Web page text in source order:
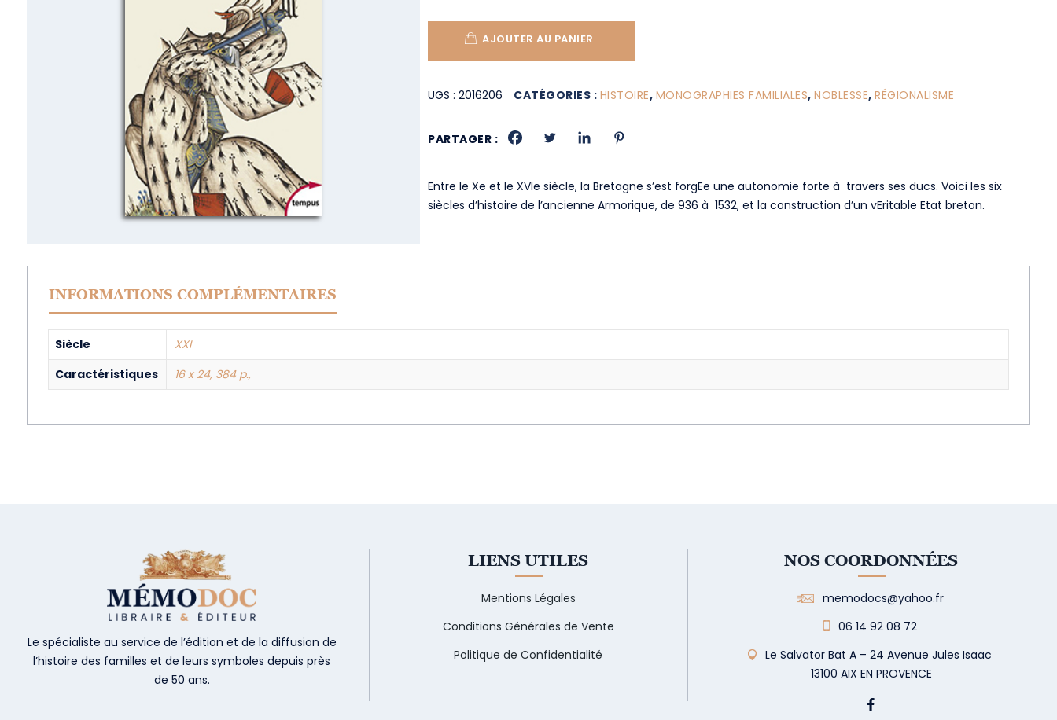
AJOUTER AU PANIER
UGS :2016206 CATÉGORIES : HISTOIRE, MONOGRAPHIES FAMILIALES,NOBLESSE,RÉGIONALISME
PARTAGER :
Entre le Xe et le XVIe siècle, la Bretagne s’est forgEe une autonomie forte à travers ses ducs. Voici les six
siècles d’histoire de l’ancienne Armorique, de 936 à 1532, et la construction d’un vEritable Etat breton.
INFORMATIONS COMPLÉMENTAIRES
Siècle
XXI
Caractéristiques
16 x 24, 384 p.,
Le spécialiste au service de l’édition et de la diffusion de
l’histoire des familles et de leurs symboles depuis près
de 50 ans.
LIENS UTILES
Mentions Légales
Conditions Générales de Vente
Politique de Confidentialité
NOS COORDONNÉES
memodocs@yahoo.fr
06 14 92 08 72
Le Salvator Bat A – 24 Avenue Jules Isaac
13100 AIX EN PROVENCE